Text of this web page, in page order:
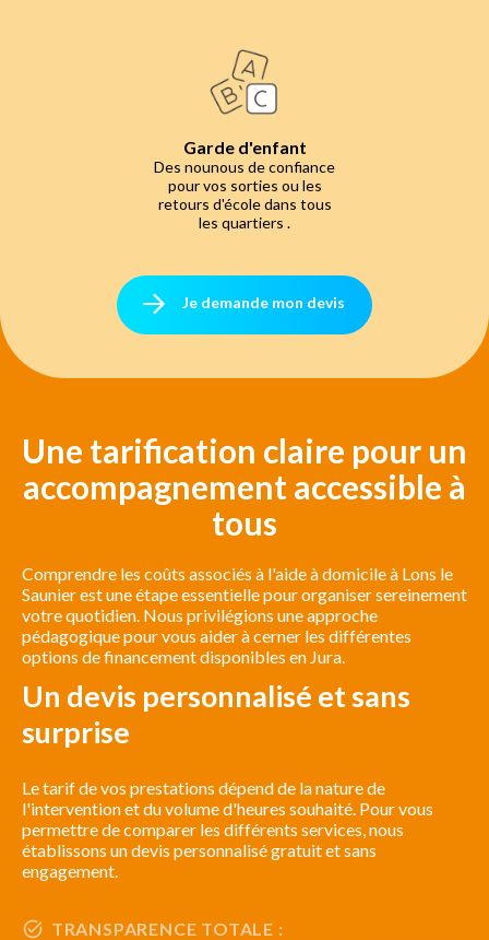
Garde d'enfant
Des nounous de confiance
pour vos sorties ou les
retours d'école dans tous
les quartiers .
Je demande mon devis
Une tarification claire pour un
accompagnement accessible à
tous
Comprendre les coûts associés à l'aide à domicile à Lons le
Saunier est une étape essentielle pour organiser sereinement
votre quotidien. Nous privilégions une approche
pédagogique pour vous aider à cerner les différentes
options de financement disponibles en Jura.
Un devis personnalisé et sans
surprise
Le tarif de vos prestations dépend de la nature de
l'intervention et du volume d'heures souhaité. Pour vous
permettre de comparer les différents services, nous
établissons un devis personnalisé gratuit et sans
engagement.
TRANSPARENCE TOTALE :